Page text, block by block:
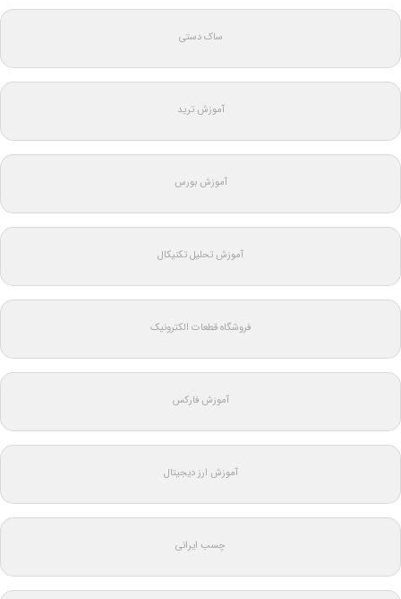
ساک دستی
آموزش ترید
آموزش بورس
آموزش تحلیل تکنیکال
فروشگاه قطعات الکترونیک
آموزش فارکس
آموزش ارز دیجیتال
چسب ایرانی